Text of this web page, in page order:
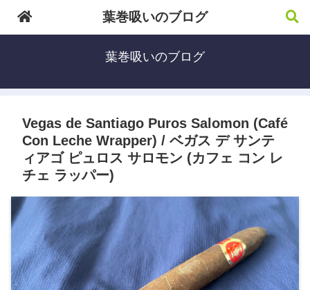
葉巻吸いのブログ
Vegas de Santiago Puros Salomon (Café
Con Leche Wrapper) / ベガス デ サンテ
ィアゴ ピュロス サロモン (カフェ コン レ
チェ ラッパー)
葉巻吸いのブログ